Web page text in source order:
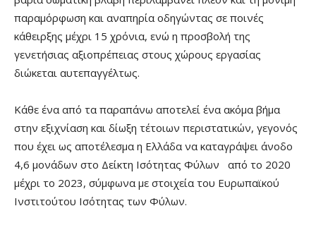
παραμόρφωση και αναπηρία οδηγώντας σε ποινές
κάθειρξης μέχρι 15 χρόνια, ενώ η προσβολή της
γενετήσιας αξιοπρέπειας στους χώρους εργασίας
διώκεται αυτεπαγγέλτως.
Κάθε ένα από τα παραπάνω αποτελεί ένα ακόμα βήμα
στην εξιχνίαση και δίωξη τέτοιων περιστατικών, γεγονός
που έχει ως αποτέλεσμα η Ελλάδα να καταγράψει άνοδο
4,6 μονάδων στο Δείκτη Ισότητας Φύλων από το 2020
μέχρι το 2023, σύμφωνα με στοιχεία του Ευρωπαϊκού
Ινστιτούτου Ισότητας των Φύλων.